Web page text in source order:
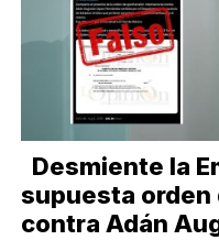
Desmiente la
supuesta orden
contra Adán